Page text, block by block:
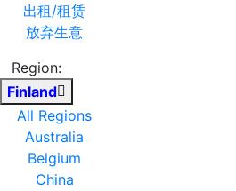
出租/租赁
放弃生意
Region:
Finland
All Regions
Australia
Belgium
China